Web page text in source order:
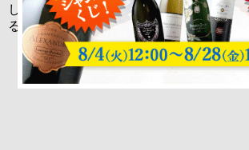
し、おまけに近年注目を集めるポンテ・
るというシャトー・ラ・フルール・ミロ
該当がありませんでした。